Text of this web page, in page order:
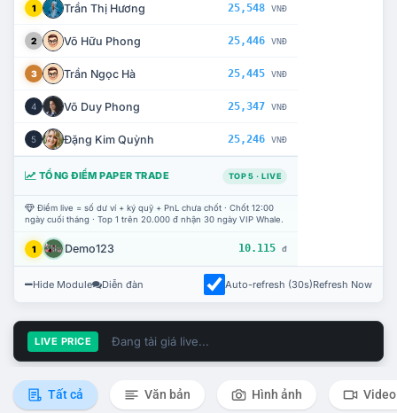
1 Trần Thị Hương 25,548 VNĐ
2 Võ Hữu Phong 25,446 VNĐ
3 Trần Ngọc Hà 25,445 VNĐ
4 Võ Duy Phong 25,347 VNĐ
5 Đặng Kim Quỳnh 25,246 VNĐ
TỔNG ĐIỂM PAPER TRADE TOP 5 · LIVE
Điểm live = số dư ví + ký quỹ + PnL chưa chốt · Chốt 12:00
ngày cuối tháng · Top 1 trên 20.000 đ nhận 30 ngày VIP Whale.
1 Demo123 10.115 đ
Hide Module Diễn đàn Auto-refresh (30s)Refresh Now
LIVE PRICE Đang tải giá live...
Tất cả Văn bản Hình ảnh Video